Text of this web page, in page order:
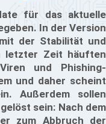
für das aktuelle
In der Version
der Stabilität und
letzter Zeit häuften
und Phishing-
und daher scheint
Außerdem sollen
sein: Nach dem
zum Abbruch der